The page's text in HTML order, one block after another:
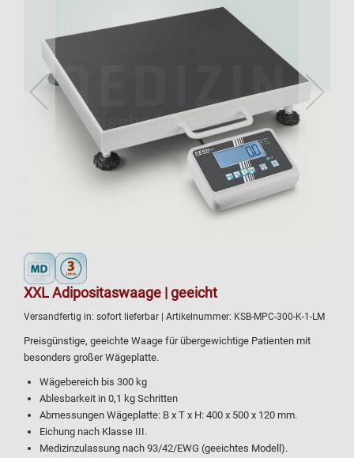
XXL Adipositaswaage | geeicht
Versandfertig in: sofort lieferbar | Artikelnummer: KSB-MPC-300-K-1-LM
Preisgünstige, geeichte Waage für übergewichtige Patienten mit
besonders großer Wägeplatte.
Wägebereich bis 300 kg
Ablesbarkeit in 0,1 kg Schritten
Abmessungen Wägeplatte: B x T x H: 400 x 500 x 120 mm.
Eichung nach Klasse III.
Medizinzulassung nach 93/42/EWG (geeichtes Modell).